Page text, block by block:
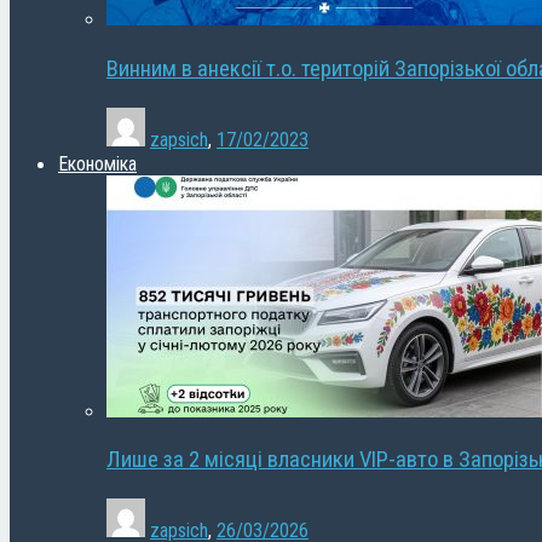
Винним в анексії т.о. територій Запорізької
zapsich, 17/02/2023
Економіка
Лише за 2 місяці власники VIP-авто в
zapsich, 26/03/2026